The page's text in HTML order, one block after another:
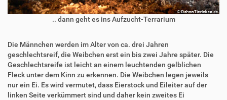
.. dann geht es ins Aufzucht-Terrarium
Die Männchen werden im Alter von ca. drei Jahren
geschlechtsreif, die Weibchen erst ein bis zwei Jahre später. Die
Geschlechtsreife ist leicht an einem leuchtenden gelblichen
Fleck unter dem Kinn zu erkennen. Die Weibchen legen jeweils
nur ein Ei. Es wird vermutet, dass Eierstock und Eileiter auf der
linken Seite verkümmert sind und daher kein zweites Ei